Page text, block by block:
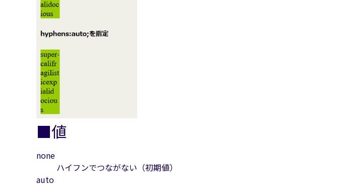
■値
none
ハイフンでつながない（初期値）
auto